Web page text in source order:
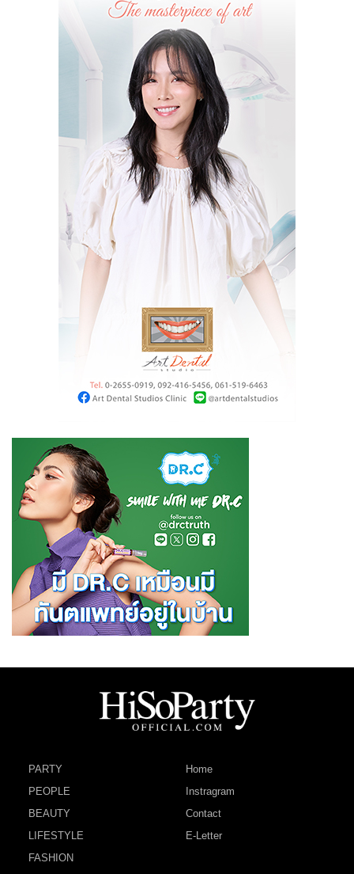
PARTY
PEOPLE
BEAUTY
LIFESTYLE
FASHION
Home
Instragram
Contact
E-Letter